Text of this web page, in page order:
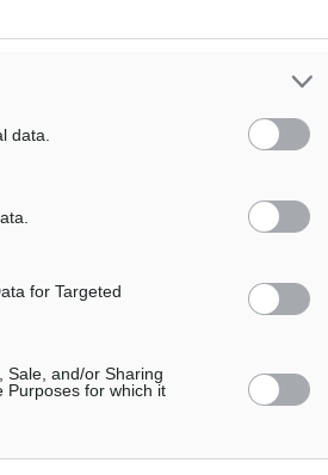
data.
for Targeted
Sale, and/or Sharing
Purposes for which it
εκδηλώσεις για τον Μάρτιο
και Πολιτιστικός
τις κάτωθι εκδηλώσεις για